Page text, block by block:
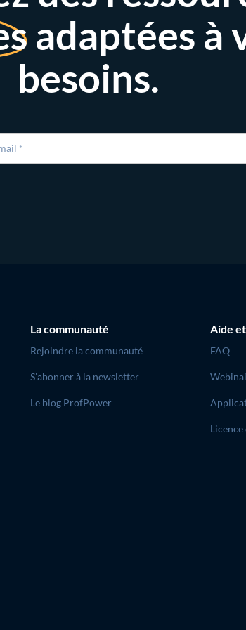
adaptées à
besoins.
La communauté
Rejoindre la communauté
S’abonner à la newsletter
Le blog ProfPower
Aide
FAQ